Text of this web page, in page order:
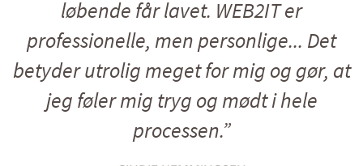
løbende får lavet. WEB2IT er
professionelle, men personlige... Det
betyder utrolig meget for mig og gør, at
jeg føler mig tryg og mødt i hele
processen.”